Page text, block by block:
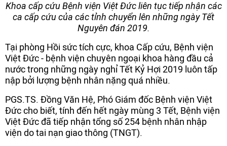
Khoa cấp cứu Bệnh viện Việt Đức liên tục tiếp nhận các
ca cấp cứu của các tỉnh chuyển lên những ngày Tết
Nguyên đán 2019.
Tại phòng Hồi sức tích cực, khoa Cấp cứu, Bệnh viện
Việt Đức - bệnh viện chuyên ngoại khoa hàng đầu cả
nước trong những ngày nghỉ Tết Kỷ Hợi 2019 luôn tấp
nập bởi lượng bệnh nhân nặng quá nhiều.
PGS.TS. Đồng Văn Hệ, Phó Giám đốc Bệnh viện Việt
Đức cho biết, tính đến hết ngày mùng 3 Tết, Bệnh viện
Việt Đức đã tiếp nhận tổng số 254 bệnh nhân nhập
viện do tai nạn giao thông (TNGT).